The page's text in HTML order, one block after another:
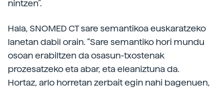
nintzen”.
Hala, SNOMED CT sare semantikoa euskaratzeko
lanetan dabil orain. “Sare semantiko hori mundu
osoan erabiltzen da osasun-txostenak
prozesatzeko eta abar, eta eleaniztuna da.
Hortaz, arlo horretan zerbait egin nahi bagenuen,